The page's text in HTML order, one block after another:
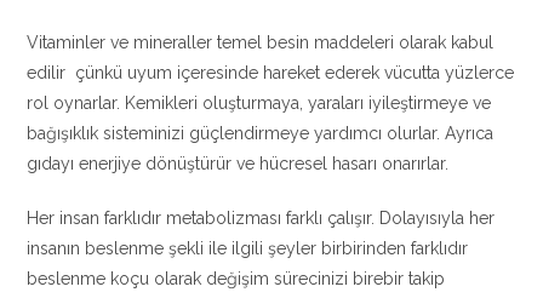
Vitaminler ve mineraller temel besin maddeleri olarak kabul
edilir çünkü uyum içeresinde hareket ederek vücutta yüzlerce
rol oynarlar. Kemikleri oluşturmaya, yaraları iyileştirmeye ve
bağışıklık sisteminizi güçlendirmeye yardımcı olurlar. Ayrıca
gıdayı enerjiye dönüştürür ve hücresel hasarı onarırlar.
Her insan farklıdır metabolizması farklı çalışır. Dolayısıyla her
insanın beslenme şekli ile ilgili şeyler birbirinden farklıdır
beslenme koçu olarak değişim sürecinizi birebir takip